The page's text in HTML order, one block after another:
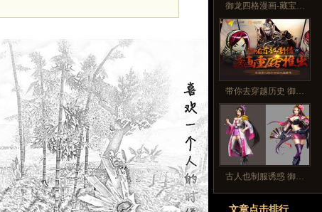
御龙四格漫画-藏宝…
带你去穿越历史 御…
古人也制服诱惑 御…
文章点击排行